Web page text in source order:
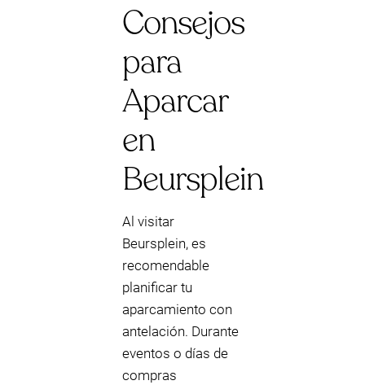
Consejos
para
Aparcar
en
Beursplein
Al visitar
Beursplein, es
recomendable
planificar tu
aparcamiento con
antelación. Durante
eventos o días de
compras